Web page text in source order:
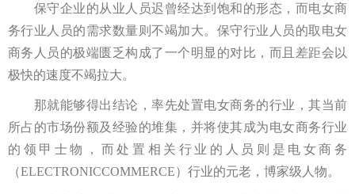
保守企业的从业人员迟曾经达到饱和的形态，而电女商
务行业人员的需求数量则不竭加大。保守行业人员的取电女
商务人员的极端匮乏构成了一个明显的对比，而且差距会以
极快的速度不竭拉大。
那就能够得出结论，率先处置电女商务的行业，其当前
所占的市场份额及经验的堆集，并将使其成为电女商务行业
的领甲士物，而处置相关行业的人员则是电女商务
（ELECTRONICCOMMERCE）行业的元老，博家级人物。